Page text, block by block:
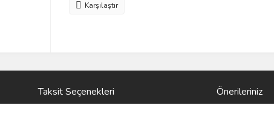
Karşılaştır
Taksit Seçenekleri Önerileriniz